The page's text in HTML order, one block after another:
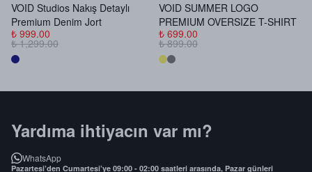
VOID Studios Nakış Detaylı
Premium Denim Jort
₺ 999.00
₺ 1,299.00
VOID SUMMER LOGO
PREMIUM OVERSIZE T-SHIRT
₺ 699.00
₺ 899.00
Yardıma ihtiyacın var mı?
WhatsApp
Pazartesi’den Cumartesi’ye 09:00 - 02:00 saatleri arasında, Pazar günleri